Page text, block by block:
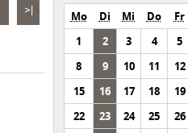
>| Mo Di Mi Do Fr
1
2 3 4 5
8
9 10 11 12
15
16 17 18 19
22
23 24 25 26